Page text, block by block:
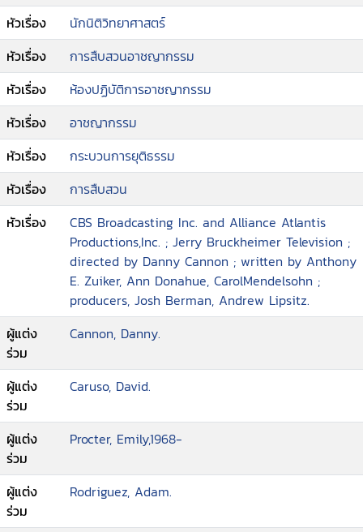
หัวเรื่อง
นักนิติวิทยาศาสตร์
หัวเรื่อง
การสืบสวนอาชญากรรม
หัวเรื่อง
ห้องปฏิบัติการอาชญากรรม
หัวเรื่อง
อาชญากรรม
หัวเรื่อง
กระบวนการยุติธรรม
หัวเรื่อง
การสืบสวน
หัวเรื่อง
CBS Broadcasting Inc. and Alliance Atlantis
Productions,Inc. ; Jerry Bruckheimer Television ;
directed by Danny Cannon ; written by Anthony
E. Zuiker, Ann Donahue, CarolMendelsohn ;
producers, Josh Berman, Andrew Lipsitz.
ผู้แต่ง
ร่วม
Cannon, Danny.
ผู้แต่ง
ร่วม
Caruso, David.
ผู้แต่ง
ร่วม
Procter, Emily,1968-
ผู้แต่ง
ร่วม
Rodriguez, Adam.